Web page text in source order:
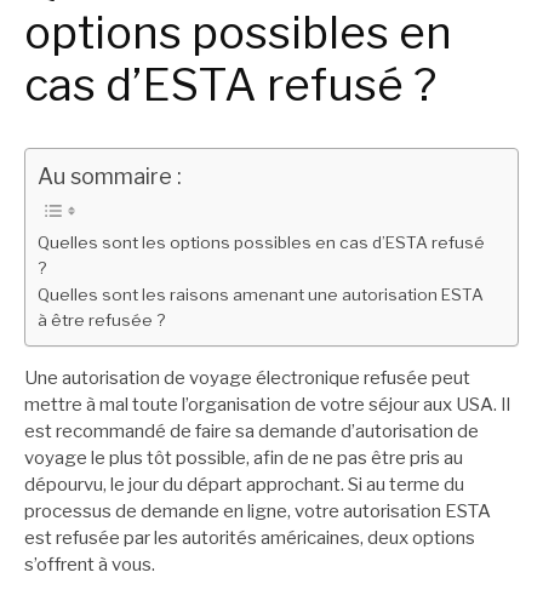
options possibles en
cas d’ESTA refusé ?
Au sommaire :
Quelles sont les options possibles en cas d’ESTA refusé
?
Quelles sont les raisons amenant une autorisation ESTA
à être refusée ?
Une autorisation de voyage électronique refusée peut
mettre à mal toute l’organisation de votre séjour aux USA. Il
est recommandé de faire sa demande d’autorisation de
voyage le plus tôt possible, afin de ne pas être pris au
dépourvu, le jour du départ approchant. Si au terme du
processus de demande en ligne, votre autorisation ESTA
est refusée par les autorités américaines, deux options
s’offrent à vous.